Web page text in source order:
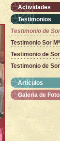
Actividades
Testimonios
Testimonio de
Testimonio Sor
Testimonio de
Testimonio de
Artículos
Galeria de